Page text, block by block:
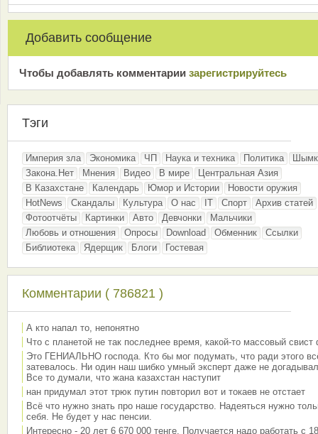
Добавить сообщение
Чтобы добавлять комментарии зарeгиcтрирyйтeсь
Тэги
Империя зла Экономика ЧП Наука и техника Политика
Закона.Нет
Мнения Видео В мире
Центральная Азия
В Казахстане
Календарь Юмор и Истории
Новости оружия
HotNews
Скандалы Культура О нас IT Спорт
Архив статей
Фотоотчёты
Картинки Авто Девчонки
Мальчики
Любовь и отношения
Опросы Download Обменник
Ссылки
Библиотека
Ядерщик Блоги Гостевая
Комментарии ( 786821 )
А кто напал то, непонятно
Что с планетой не так последнее время, какой-то массовый свист
Это ГЕНИАЛЬНО господа. Кто бы мог подумать, что ради этого
затевалось. Ни один наш шибко умный эксперт даже не
Все то думали, что жана казахстан наступит
нан придумал этот трюк путин повторил вот и токаев не отстает
Всё что нужно знать про наше государство. Надеяться нужно
себя. Не будет у нас пенсии.
Интересно - 20 лет 6 670 000 тенге. Получается надо работать с